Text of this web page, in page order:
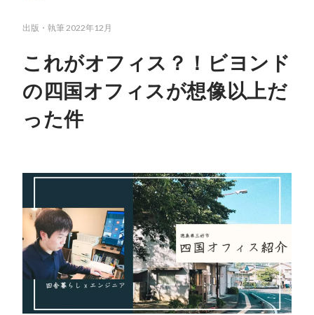
出版・執筆2022年12月
これがオフィス？！ビヨンド
の四国オフィスが想像以上だ
った件